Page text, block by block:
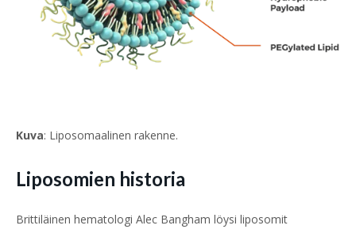
Kuva: Liposomaalinen rakenne.
Liposomien historia
Brittiläinen hematologi Alec Bangham löysi liposomit